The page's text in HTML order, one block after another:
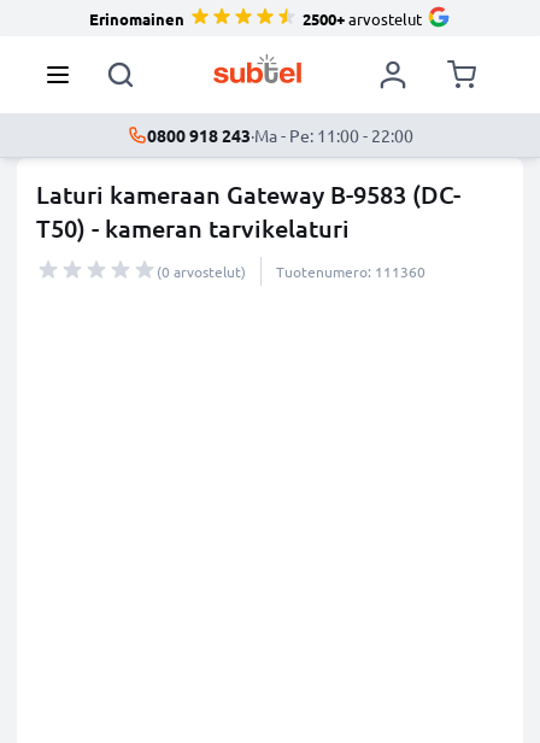
Erinomainen 2500+arvostelut
0800 918 243·Ma - Pe: 11:00 - 22:00
Laturi kameraan Gateway B-9583 (DC-
T50) - kameran tarvikelaturi
(0 arvostelut) Tuotenumero: 111360